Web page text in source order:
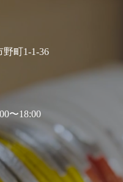
野町1-1-36
〜18:00